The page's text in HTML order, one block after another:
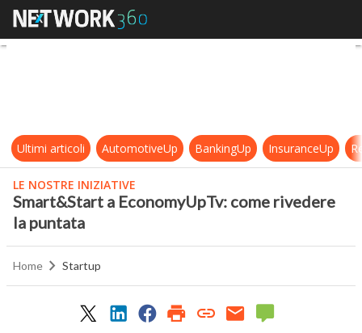
Smart&Start a EconomyUpTv:
Ultimi articoli AutomotiveUp BankingUp InsuranceUp
LE NOSTRE INIZIATIVE
Smart&Start a EconomyUpTv: come rivedere
la puntata
Home Startup